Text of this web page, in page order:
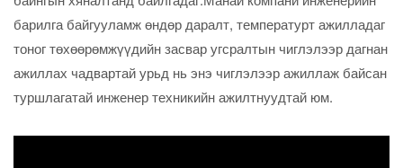
барилга байгууламж өндөр даралт, температурт ажилладаг
тоног төхөөрөмжүүдийн засвар угсралтын чиглэлээр дагнан
ажиллах чадвартай урьд нь энэ чиглэлээр ажиллаж байсан
туршлагатай инженер техникийн ажилтнуудтай юм.